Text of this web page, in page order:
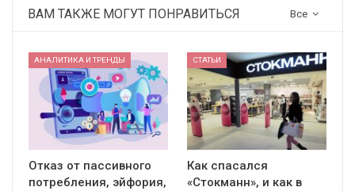
Все
ВАМ ТАКЖЕ МОГУТ ПОНРАВИТЬСЯ
АНАЛИТИКА И ТРЕНДЫ
Отказ от пассивного
потребления, эйфория,
СТАТЬИ
Как спасался
«Стокманн», и как в